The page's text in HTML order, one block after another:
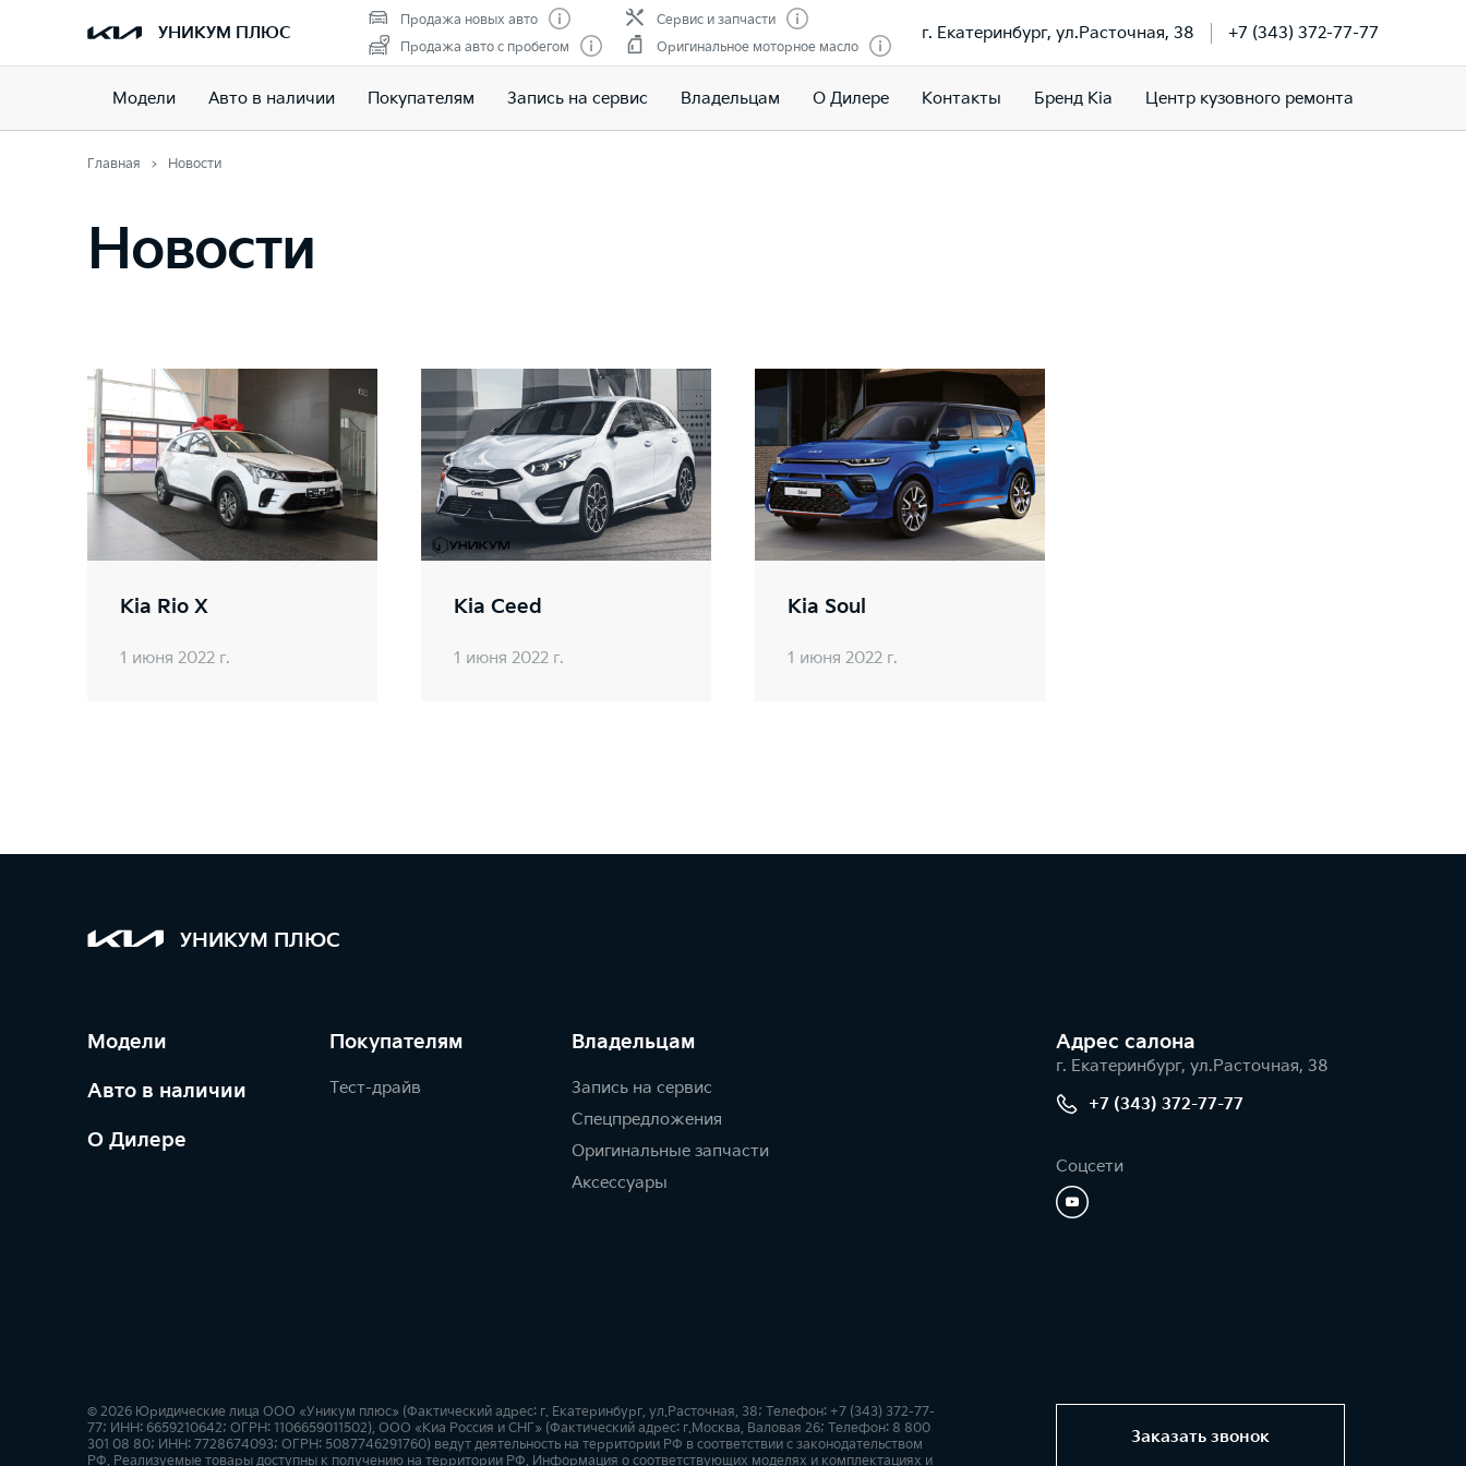
УНИКУМ ПЛЮС
Продажа новых авто
Продажа авто с пробегом
Сервис и запчасти
Оригинальное моторное масло
г. Екатеринбург, ул.Расточная, 38 +7 (343) 372-77-77
Модели Авто в наличии Покупателям Запись на сервис Владельцам О Дилере Контакты Бренд Kia Центр кузовного ремонта
Главная Новости
Новости
Kia Rio X
1 июня 2022 г.
Kia Ceed
1 июня 2022 г.
Kia Soul
1 июня 2022 г.
УНИКУМ ПЛЮС
Модели
Авто в наличии
О Дилере
Покупателям
Тест-драйв
Владельцам
Запись на сервис
Спецпредложения
Оригинальные запчасти
Аксессуары
Адрес салонa
г. Екатеринбург, ул.Расточная, 38
+7 (343) 372-77-77
Соцсети
Заказать звонок
© 2026 Юридические лица ООО «Уникум плюс» (Фактический адрес: г. Екатеринбург, ул.Расточная, 38; Телефон: +7 (343) 372-77-
77; ИНН: 6659210642; ОГРН: 1106659011502), ООО «Киа Россия и СНГ» (Фактический адрес: г.Москва, Валовая 26; Телефон: 8 800
301 08 80; ИНН: 7728674093; ОГРН: 5087746291760) ведут деятельность на территории РФ в соответствии с законодательством
РФ. Реализуемые товары доступны к получению на территории РФ. Информация о соответствующих моделях и комплектациях и